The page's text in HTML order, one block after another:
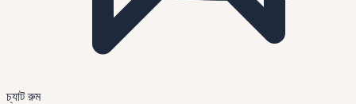
চ্যাট রুম